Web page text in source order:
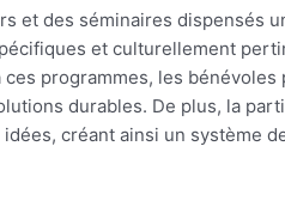
et des séminaires dispensés
et culturellement
programmes, les bénévoles
durables. De plus, la
créant ainsi un système